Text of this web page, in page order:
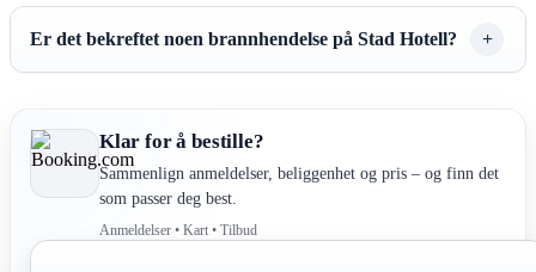
Er det bekreftet noen brannhendelse på Stad Hotell?
Klar for å bestille?
Sammenlign anmeldelser, beliggenhet og pris – og finn det
som passer deg best.
Anmeldelser • Kart • Tilbud